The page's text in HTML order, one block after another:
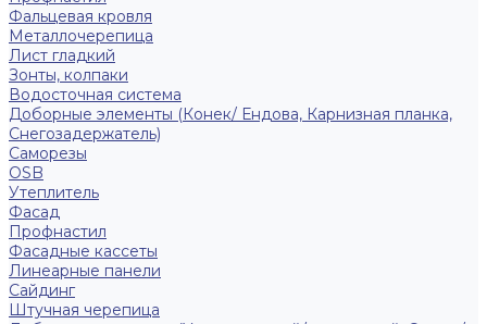
Фальцевая кровля
Металлочерепица
Лист гладкий
Зонты, колпаки
Водосточная система
Доборные элементы (Конек/ Ендова, Карнизная планка,
Снегозадержатель)
Саморезы
ОSB
Утеплитель
Фасад
Профнастил
Фасадные кассеты
Линеарные панели
Сайдинг
Штучная черепица